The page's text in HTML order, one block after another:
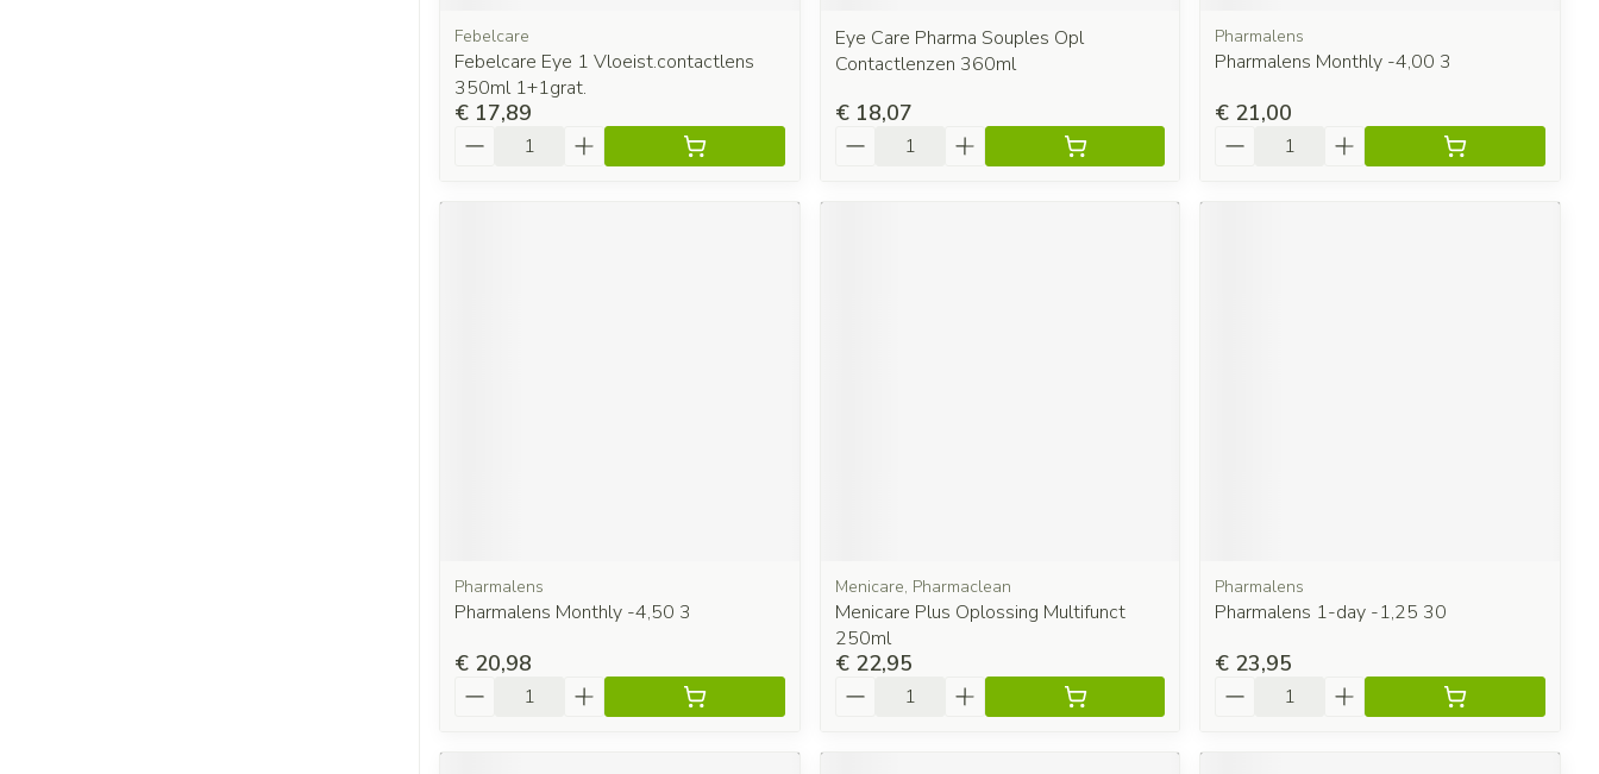
Febelcare
Febelcare Eye 1 Vloeist.contactlens
350ml 1+1grat.
€ 17,89
Eye Care Pharma Souples Opl
Contactlenzen 360ml
€ 18,07
Pharmalens
Pharmalens Monthly -4,00 3
€ 21,00
Pharmalens
Pharmalens Monthly -4,50 3
€ 20,98
Menicare, Pharmaclean
Menicare Plus Oplossing Multifunct
250ml
€ 22,95
Pharmalens
Pharmalens 1-day -1,25 30
€ 23,95